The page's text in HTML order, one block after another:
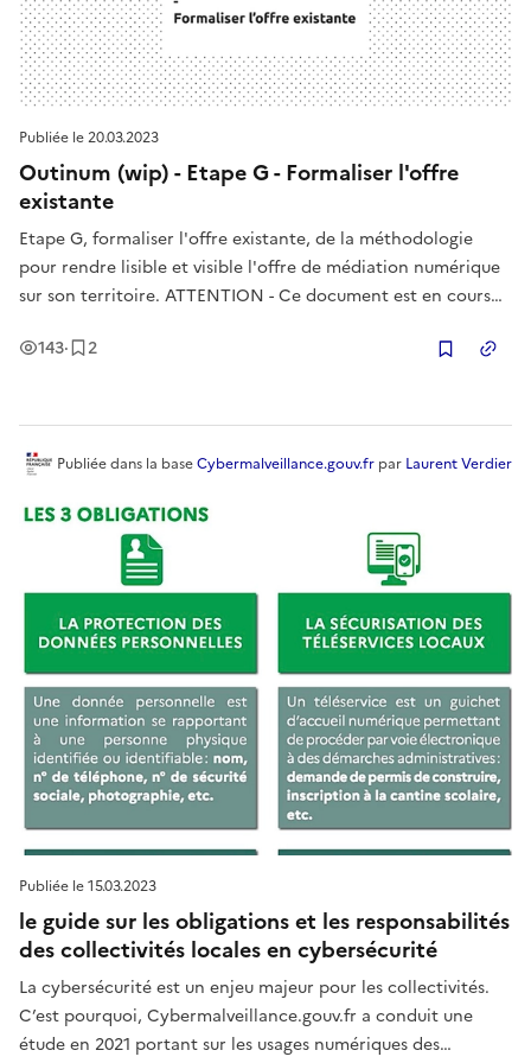
Publiée le20.03.2023
Outinum (wip) - Etape G - Formaliser l'offre
existante
Etape G, formaliser l'offre existante, de la méthodologie
pour rendre lisible et visible l'offre de médiation numérique
sur son territoire. ATTENTION - Ce document est en cours
est possible que vous fassiez face à des incohérences. Si
143Vues
· 2Enregistrement
Publiée le15.03.2023
le guide sur les obligations et les responsabilités
des collectivités locales en cybersécurité
La cybersécurité est un enjeu majeur pour les collectivités.
C’est pourquoi, Cybermalveillance.gouv.fr a conduit une
étude en 2021 portant sur les usages numériques des
Publiéedans la baseCybermalveillance.gouv.fr par Laurent Verdier